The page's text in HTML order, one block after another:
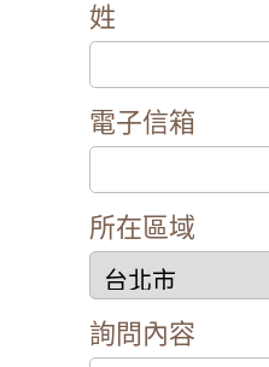
姓
電子信箱
所在區域
詢問內容